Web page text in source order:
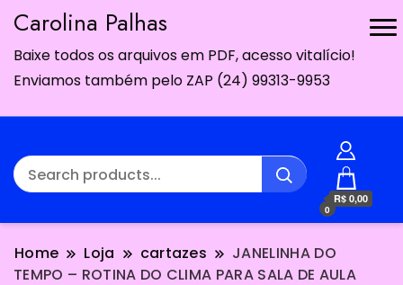
Carolina Palhas
Baixe todos os arquivos em PDF, acesso vitalício!
Enviamos também pelo ZAP (24) 99313-9953
0
R$ 0,00
Home Loja cartazes
JANELINHA DO
TEMPO – ROTINA DO CLIMA PARA SALA DE AULA